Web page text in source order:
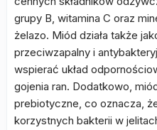
grupy B, witamina C oraz
żelazo. Miód działa także
przeciwzapalny i
wspierać układ
gojenia ran. Dodatkowo,
prebiotyczne, co oznacza,
korzystnych bakterii w